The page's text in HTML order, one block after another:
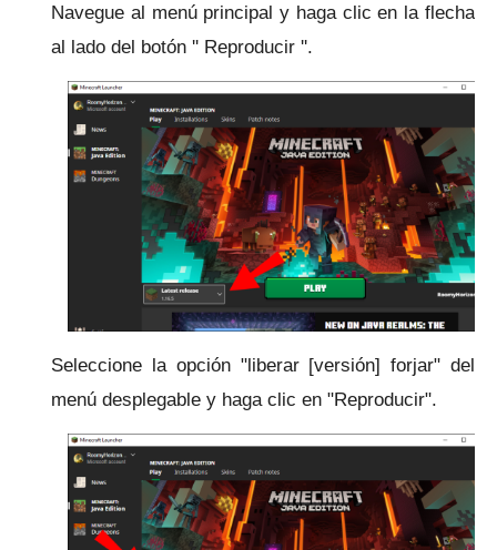
Navegue al menú principal y haga clic en la flecha
al lado del botón '' Reproducir ''.
Seleccione la opción "liberar [versión] forjar" del
menú desplegable y haga clic en "Reproducir".